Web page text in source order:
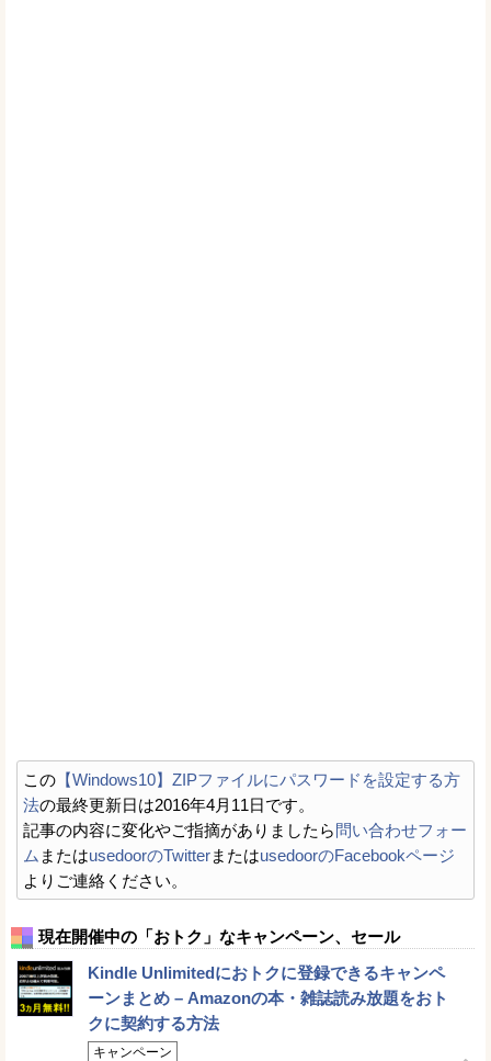
この 【Windows10】ZIPファイルにパスワードを設定する方
法の最終更新日は2016年4月11日です。
記事の内容に変化やご指摘がありましたら 問い合わせフォー
ム またはusedoorのTwitterまたはusedoorのFacebookページ
よりご連絡ください。
現在開催中の「おトク」なキャンペーン、セール
Kindle Unlimitedにおトクに登録できるキャンペ
ーンまとめ – Amazonの本・雑誌読み放題をおト
クに契約する方法
キャンペーン